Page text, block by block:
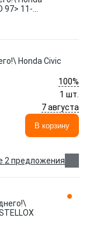
97> 11-
Honda Civic
100%
1 шт.
7 августа
В корзину
2 предложения